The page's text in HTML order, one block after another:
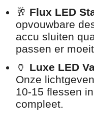
🥂 Flux LED
opvouwbare
accu sluiten
passen er
🏺 Luxe LED
Onze
10-15 flessen
compleet.